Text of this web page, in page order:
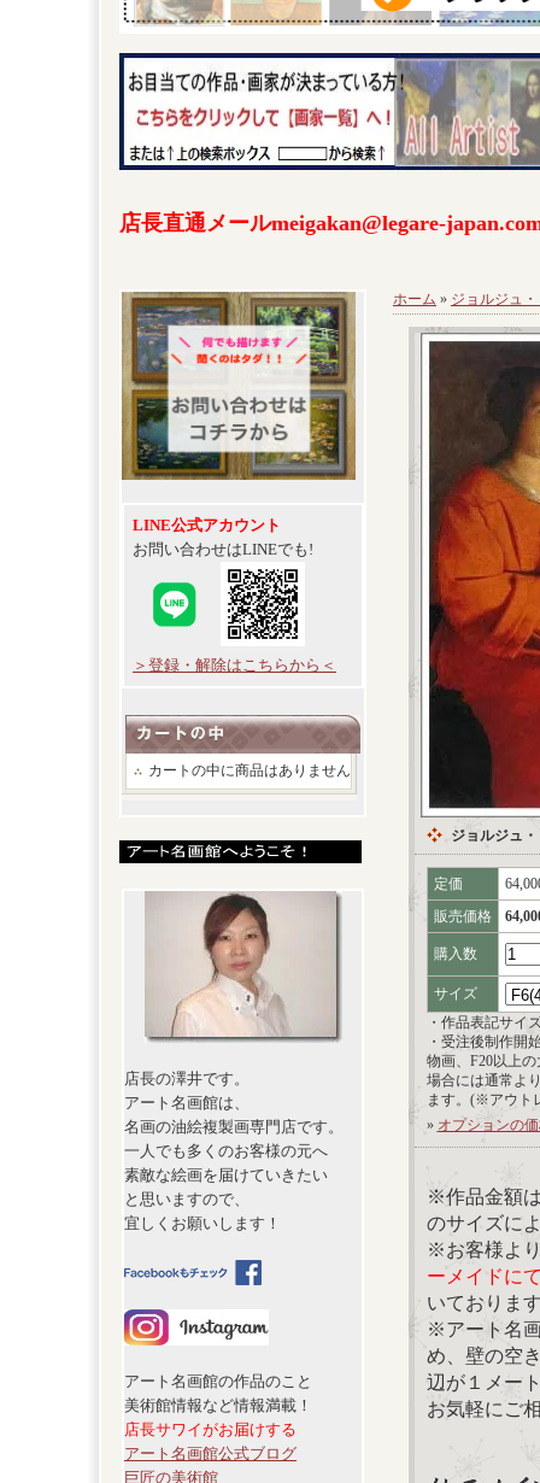
店長直通メールmeigakan@legare-
LINE公式アカウント
お問い合わせはLINEでも!
＞登録・解除はこちらから＜
カートの中に商品はありません
店長の澤井です。
アート名画館は、
名画の油絵複製画専門店です。
一人でも多くのお客様の元へ
素敵な絵画を届けていきたい
と思いますので、
宜しくお願いします！
アート名画館の作品のこと
美術館情報など情報満載！
店長サワイがお届けする
アート名画館公式ブログ
巨匠の美術館
ホーム » ジョルジュ
ジョルジュ
定価
販売価格
購入数
サイズ
・作品表記サイ
・受注後制作開
物画、F20以上
場合には通常よ
ます。(※アウト
» オプションの
※作品金額
のサイズに
※お客様よ
ーメイドに
いておりま
※アート名
め、壁の空
辺が１メー
お気軽にご